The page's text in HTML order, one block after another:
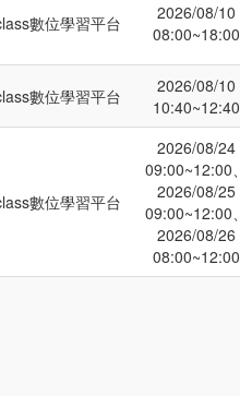
數位學習平台
2026/08/10
08:00~18:00
數位學習平台
2026/08/10
10:40~12:40
數位學習平台
2026/08/24
09:00~12:00、
2026/08/25
09:00~12:00、
2026/08/26
08:00~12:00